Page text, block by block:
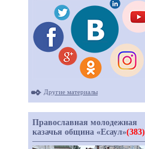
Другие материалы
Православная молодежная
казачья община «Есаул»(383)